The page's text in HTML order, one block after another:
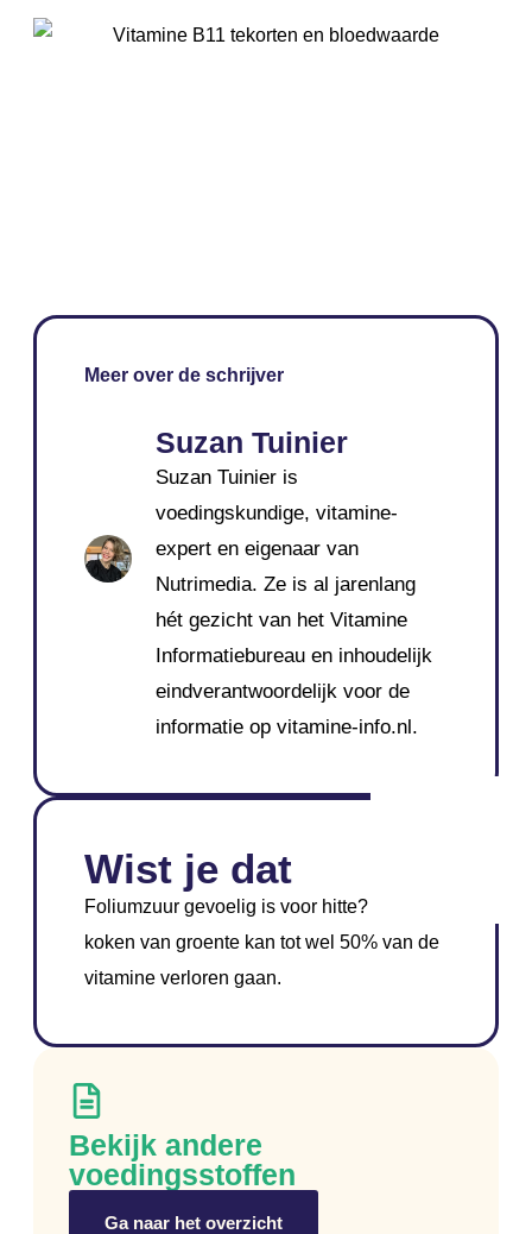
Meer over de schrijver
Suzan Tuinier
Suzan Tuinier is
voedingskundige, vitamine-
expert en eigenaar van
Nutrimedia. Ze is al jarenlang
hét gezicht van het Vitamine
Informatiebureau en inhoudelijk
eindverantwoordelijk voor de
informatie op vitamine-info.nl.
Wist je dat
Foliumzuur gevoelig is voor hitte? Bij het
koken van groente kan tot wel 50% van de
vitamine verloren gaan.
Bekijk andere
voedingsstoffen
Ga naar het overzicht